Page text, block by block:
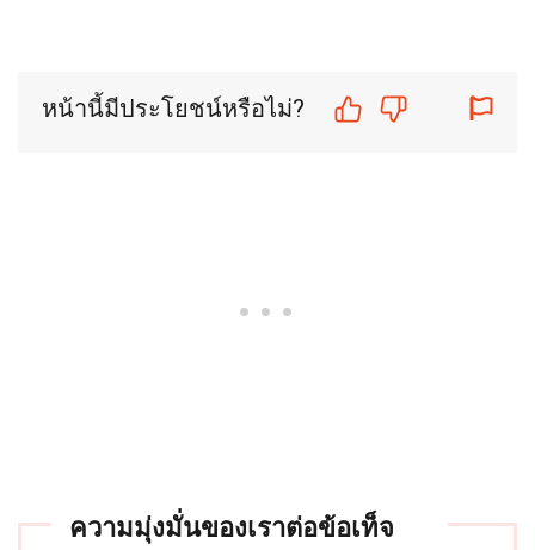
หน้านี้มีประโยชน์หรือไม่?
ความมุ่งมั่นของเราต่อข้อเท็จ